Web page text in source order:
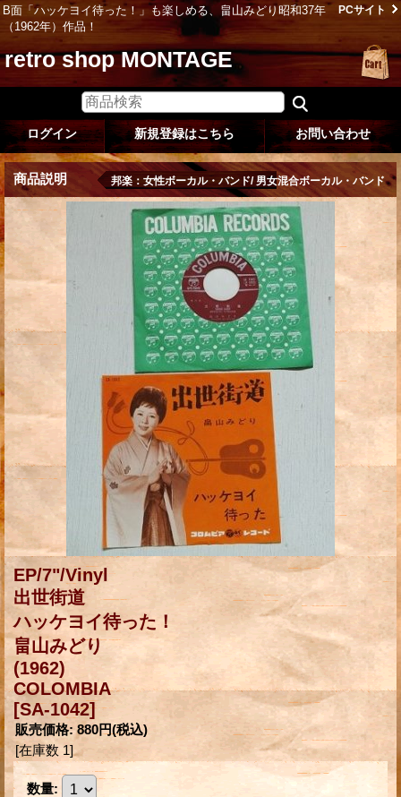
B面「ハッケヨイ待った！」も楽しめる、畠山みどり昭和37年
（1962年）作品！
PCサイト
retro shop MONTAGE
ログイン 新規登録はこちら お問い合わせ
商品説明 邦楽：女性ボーカル・バンド/ 男女混合ボーカル・バンド
EP/7"/Vinyl
出世街道
ハッケヨイ待った！
畠山みどり
(1962)
COLOMBIA
[SA-1042]
販売価格: 880円(税込)
[在庫数 1]
数量: